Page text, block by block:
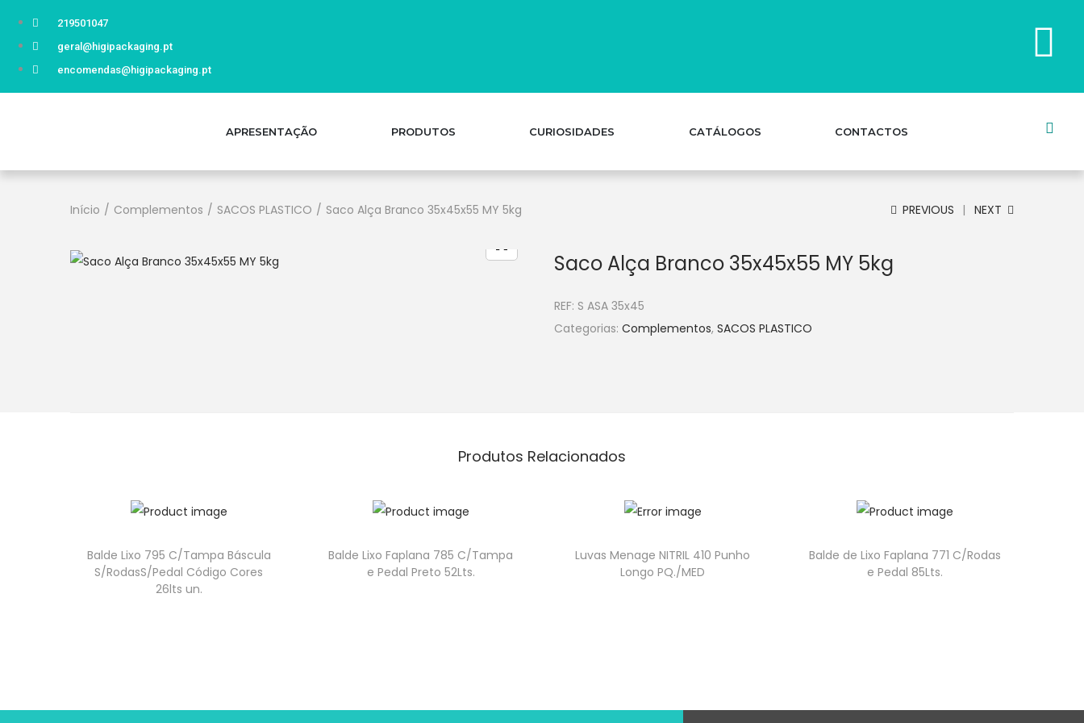
219501047
geral@higipackaging.pt
encomendas@higipackaging.pt
APRESENTAÇÃO PRODUTOS CURIOSIDADES CATÁLOGOS CONTACTOS
Início / Complementos / SACOS PLASTICO / Saco Alça Branco 35x45x55 MY 5kg PREVIOUS NEXT
Saco Alça Branco 35x45x55 MY 5kg
REF: S ASA 35x45
Categorias: Complementos, SACOS PLASTICO
Produtos Relacionados
Balde Lixo 795 C/Tampa Báscula
S/RodasS/Pedal Código Cores
26lts un.
Balde Lixo Faplana 785 C/Tampa
e Pedal Preto 52Lts.
Luvas Menage NITRIL 410 Punho
Longo PQ./MED
Balde de Lixo Faplana 771 C/Rodas
e Pedal 85Lts.